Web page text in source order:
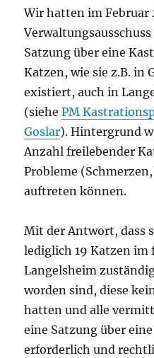
Wir hatten im Februar
Satzung über eine
Katzen, wie sie z.B. in
existiert, auch in
(siehePM
Goslar). Hintergrund
Anzahl freilebender
Probleme
auftreten können.
Mit der Antwort, dass
lediglich 19 Katzen im
Langelsheim
worden sind, diese
hatten und alle
eine Satzung über
erforderlich und